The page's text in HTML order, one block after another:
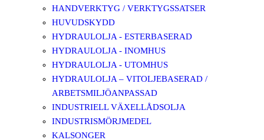
HANDVERKTYG / VERKTYGSSATSER
HUVUDSKYDD
HYDRAULOLJA - ESTERBASERAD
HYDRAULOLJA - INOMHUS
HYDRAULOLJA - UTOMHUS
HYDRAULOLJA – VITOLJEBASERAD /
ARBETSMILJÖANPASSAD
INDUSTRIELL VÄXELLÅDSOLJA
INDUSTRISMÖRJMEDEL
KALSONGER